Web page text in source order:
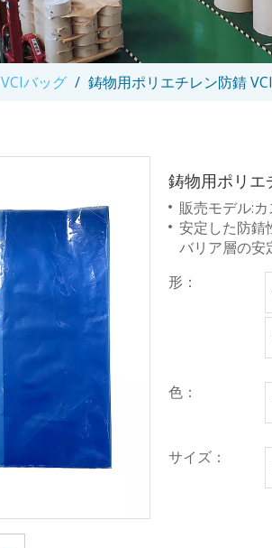
VCIバッグ / 鋳物用ポリエチレン防錆
鋳物用ポリエ
販売モデル:
安定した防錆
バリア層の安
形：
色：
サイズ：